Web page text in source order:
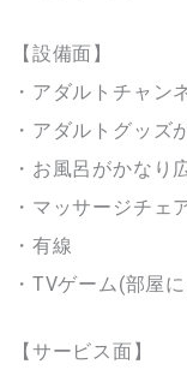
【設備面】
・アダルトチャン
・アダルトグッズ
・お風呂がかなり
・マッサージチェ
・有線
・TVゲーム(部屋
【サービス面】